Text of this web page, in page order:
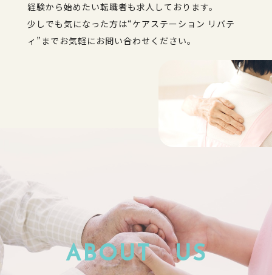
経験から始めたい転職者も求人しております。
少しでも気になった方は“ケアステーション リバテ
ィ”までお気軽にお問い合わせください。
ABOUT US